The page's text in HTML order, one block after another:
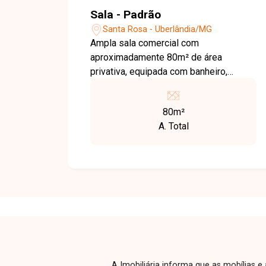
Sala - Padrão
Santa Rosa - Uberlândia/MG
Ampla sala comercial com
aproximadamente 80m² de área
privativa, equipada com banheiro,
oferecendo ótima visibilidade e
ambiente funcional para diversos tipos
de negócio. Habite-se em andamento,
80m²
A. Total